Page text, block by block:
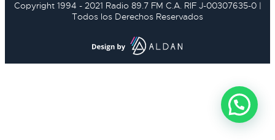
Copyright 1994 - 2021 Radio 89.7 FM C.A. RIF J-00307635-0 |
Todos los Derechos Reservados